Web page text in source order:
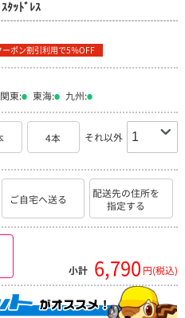
ﾀｯﾄﾞﾚｽ
ーポン割引利用で5％OFF
関東: 東海: 九州:
4本 それ以外
ご自宅へ送る
配送先の住所を
指定する
小計 6,790 円(税込)